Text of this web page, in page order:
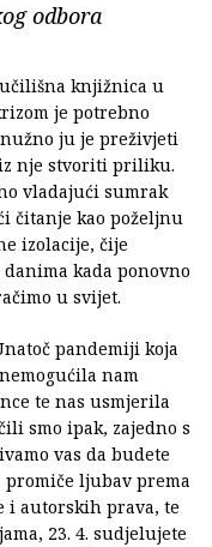
odbora
knjižnica u
je potrebno
ju je preživjeti
nje stvoriti priliku.
vladajući sumrak
čitanje kao poželjnu
izolacije, čije
kada ponovno
u svijet.
pandemiji koja
nam
te nas usmjerila
smo ipak, zajedno s
vas da budete
promiče ljubav prema
i autorskih prava, te
23. 4. sudjelujete